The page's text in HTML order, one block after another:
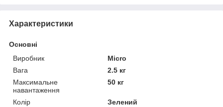
Характеристики
Основні
Виробник
Micro
Вага
2.5 кг
Максимальне
навантаження
50 кг
Колір
Зелений